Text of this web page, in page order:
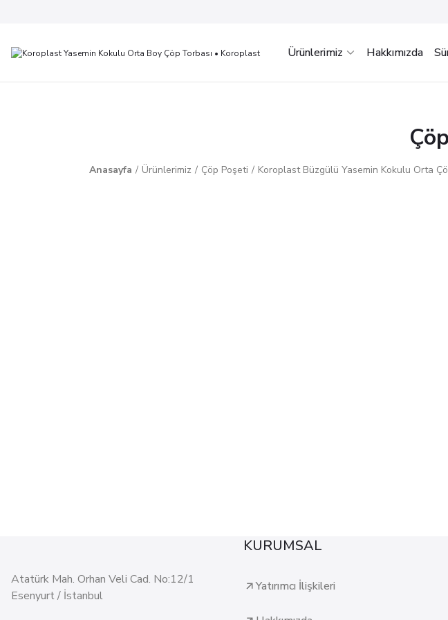
Ürünlerimiz Hakkımızda
Anasayfa Ürünlerimiz Çöp Poşeti Koroplast Büzgülü Yasemin Kokulu Orta
Atatürk Mah. Orhan Veli Cad. No:12/1
Esenyurt / İstanbul
KURUMSAL
Yatırımcı İlişkileri